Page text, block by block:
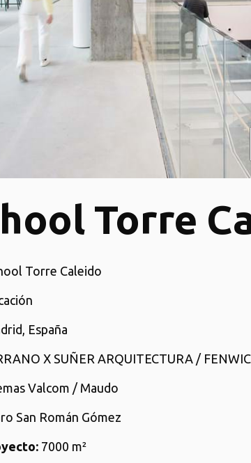
Torre
Torre Caleido
España
X SUÑER ARQUITECTURA /
Valcom / Maudo
San Román Gómez
7000 m²